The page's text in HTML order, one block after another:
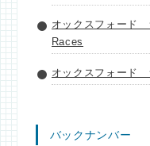
オックスフォー
Races
オックスフォード
バックナンバー